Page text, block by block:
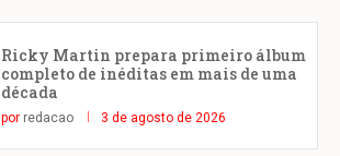
Ricky Martin prepara primeiro álbum
completo de inéditas em mais de uma
década
por redacao 3 de agosto de 2026